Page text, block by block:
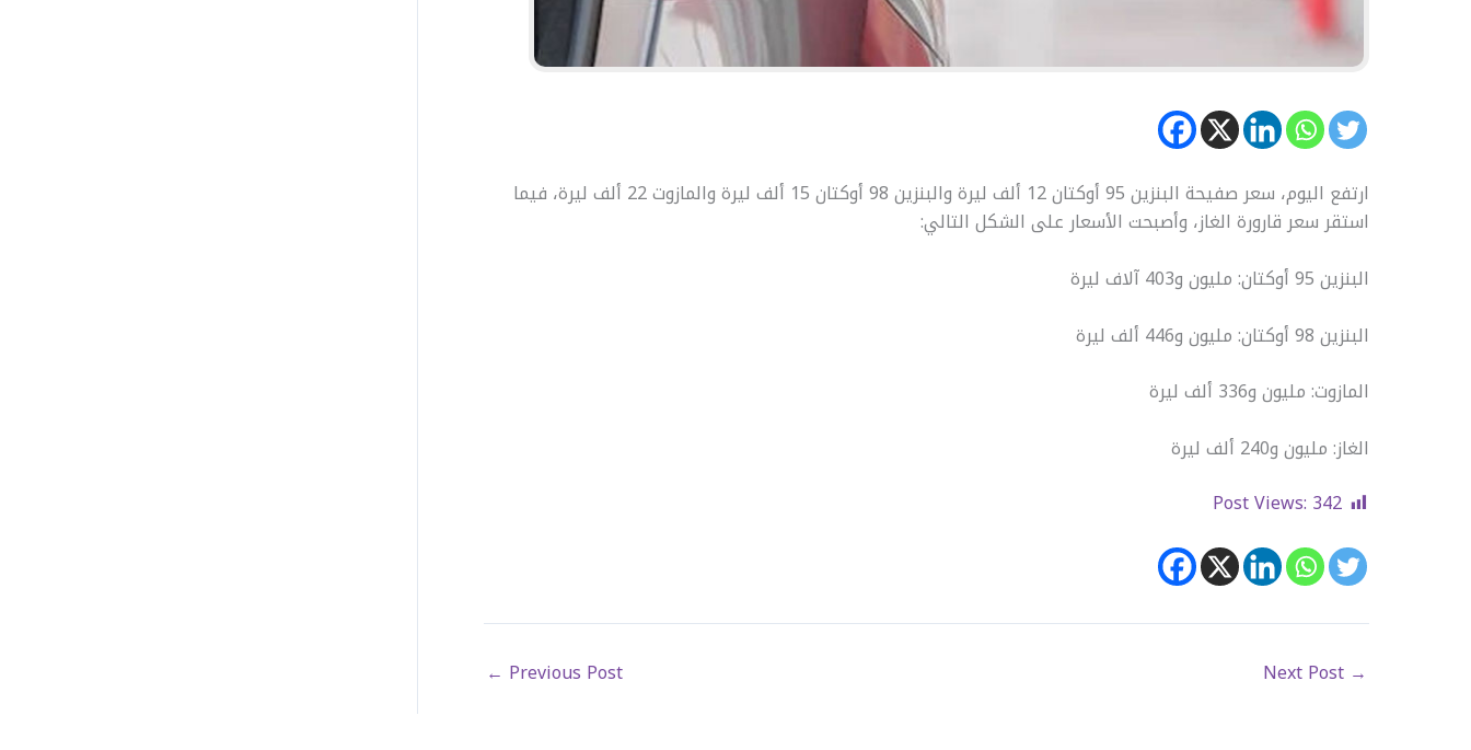
ارتفع اليوم، سعر صفيحة البنزين 95 أوكتان 12 ألف ليرة والبنزين 98 أوكتان 15 ألف ليرة والمازوت 22 ألف ليرة، فيما
استقر سعر قارورة الغاز، وأصبحت الأسعار على الشكل التالي:
البنزين 95 أوكتان: مليون و403 آلاف ليرة
البنزين 98 أوكتان: مليون و446 ألف ليرة
المازوت: مليون و336 ألف ليرة
الغاز: مليون و240 ألف ليرة
Post Views: 342
← Previous Post Next Post →